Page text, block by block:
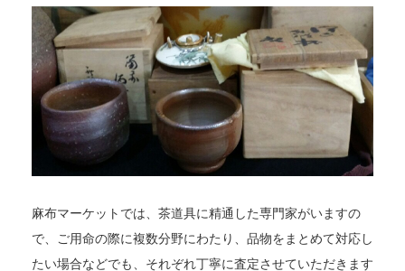
麻布マーケットでは、茶道具に精通した専門家がいますの
で、ご用命の際に複数分野にわたり、品物をまとめて対応し
たい場合などでも、それぞれ丁寧に査定させていただきます